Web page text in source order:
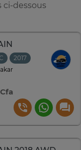
ci-dessous
2017
Automatique